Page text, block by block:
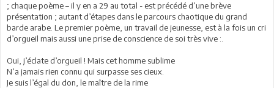
; chaque poème – il y en a 29 au total - est précédé d’une brève
présentation ; autant d’étapes dans le parcours chaotique du grand
barde arabe. Le premier poème, un travail de jeunesse, est à la fois un cri
d’orgueil mais aussi une prise de conscience de soi très vive :.
Oui, j’éclate d’orgueil ! Mais cet homme sublime
N’a jamais rien connu qui surpasse ses cieux.
Je suis l’égal du don, le maître de la rime